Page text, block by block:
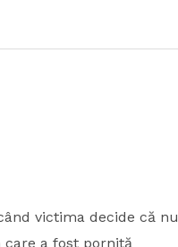
victima decide că nu
a fost pornită